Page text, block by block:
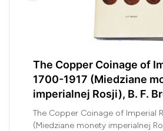
The Copper Coinage of
1700-1917 (Miedziane
imperialnej Rosji), B. F.
The Copper Coinage of Imperial
(Miedziane monety imperialnej